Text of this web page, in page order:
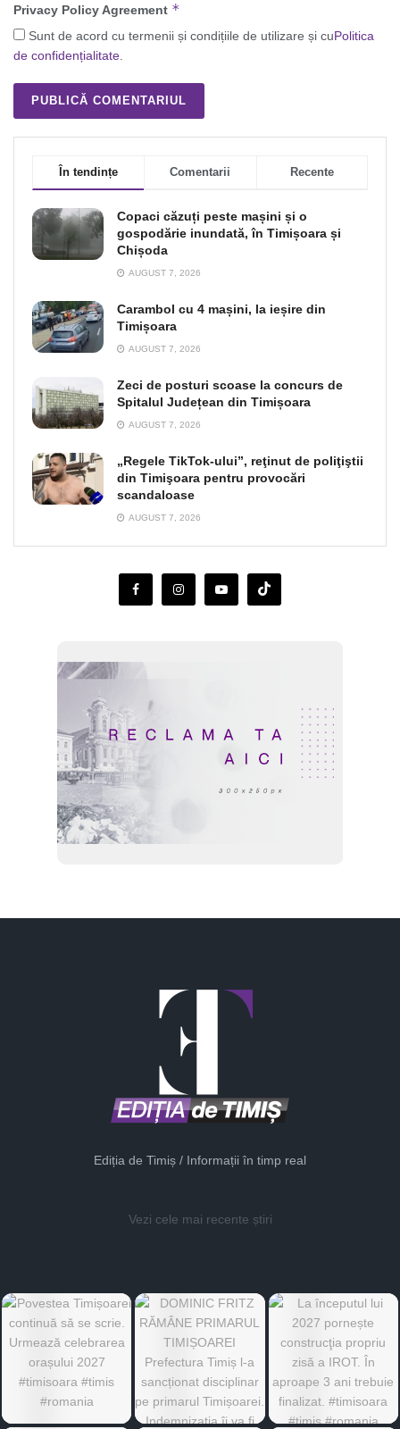
Privacy Policy Agreement *
Sunt de acord cu termenii și condițiile de utilizare și cuPolitica
de confidențialitate.
În tendințe Comentarii Recente
Copaci căzuți peste mașini și o
gospodărie inundată, în Timișoara și
Chișoda
AUGUST 7, 2026
Carambol cu 4 mașini, la ieșire din
Timișoara
AUGUST 7, 2026
Zeci de posturi scoase la concurs de
Spitalul Județean din Timișoara
AUGUST 7, 2026
„Regele TikTok-ului”, reţinut de poliţiştii
din Timişoara pentru provocări
scandaloase
AUGUST 7, 2026
Ediția de Timiș / Informații în timp real
Vezi cele mai recente știri